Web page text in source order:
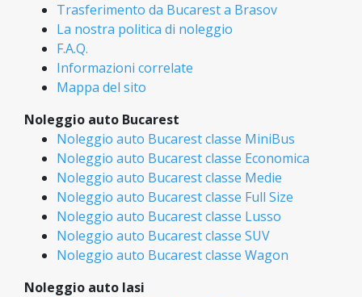
Trasferimento da Bucarest a Brasov
La nostra politica di noleggio
F.A.Q.
Informazioni correlate
Mappa del sito
Noleggio auto Bucarest
Noleggio auto Bucarest classe MiniBus
Noleggio auto Bucarest classe Economica
Noleggio auto Bucarest classe Medie
Noleggio auto Bucarest classe Full Size
Noleggio auto Bucarest classe Lusso
Noleggio auto Bucarest classe SUV
Noleggio auto Bucarest classe Wagon
Noleggio auto Iasi